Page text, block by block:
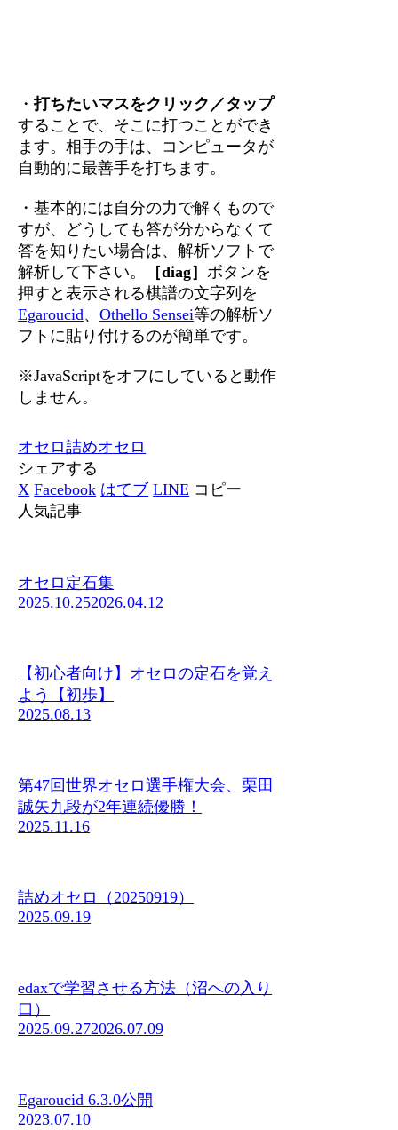
・打ちたいマスをクリック／タップ
することで、そこに打つことができ
ます。相手の手は、コンピュータが
自動的に最善手を打ちます。
・基本的には自分の力で解くもので
すが、どうしても答が分からなくて
答を知りたい場合は、解析ソフトで
解析して下さい。
［diag］ ボタンを
押すと表示される棋譜の文字列を
Egaroucid、Othello Sensei等の解析ソ
フトに貼り付けるのが簡単です。
※JavaScriptをオフにしていると動作
しません。
オセロ詰めオセロ
シェアする
X Facebook はてブ LINE コピー
人気記事
オセロ定石集
2025.10.252026.04.12
【初心者向け】オセロの定石を覚え
よう【初歩】
2025.08.13
第47回世界オセロ選手権大会、栗田
誠矢九段が2年連続優勝！
2025.11.16
詰めオセロ（20250919）
2025.09.19
edaxで学習させる方法（沼への入り
口）
2025.09.272026.07.09
Egaroucid 6.3.0公開
2023.07.10